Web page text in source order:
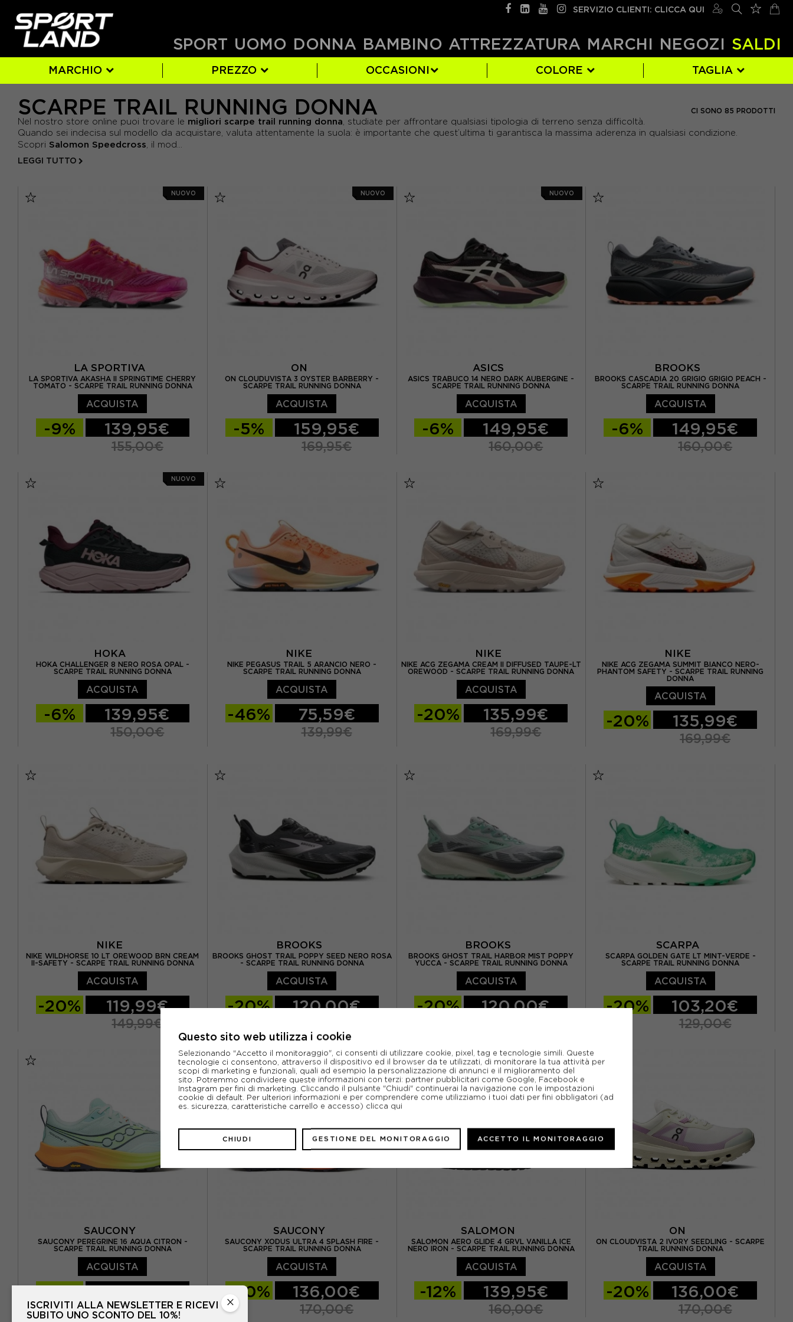
SERVIZIO CLIENTI: CLICCA QUI
SPORT UOMO DONNA BAMBINO ATTREZZATURA MARCHI NEGOZI SALDI
MARCHIO PREZZO OCCASIONI COLORE TAGLIA
ALTRA(7) ASICS
HOKA (14) LA SPORTIVA(5) NEW BALANCE(5) NIKE (17)
ON (7)
- DA 0 € A 62 €
- DA 62 € A 125 €
- DA 125 € A 187 €
- DA 187 € A 250 €
DONNA (85)
SI(84)
ARANCIO(14) AZZURRO(3)
GIALLO(6) GRIGIO(7) NERO(25) ORO (1)
ROSA(9)
EUR 35 (1) EUR 36 (21)
EUR 39(49) EUR 40(49) EUR 41(21) EUR 42(2)
SCARPE TRAIL RUNNING DONNA CI SONO 85 PRODOTTI
Nel nostro store online puoi trovare le migliori scarpe trail running donna , studiate per affrontare qualsiasi tipologia di terreno senza difficoltà.
Quando sei indecisa sul modello da acquistare, valuta attentamente la suola: è importante che quest’ultima ti garantisca la massima aderenza in qualsiasi condizione.
Scopri Salomon Speedcross , il mod...
LEGGI TUTTO
NUOVO
LA SPORTIVA
LA SPORTIVA AKASHA II SPRINGTIME CHERRY
TOMATO - SCARPE TRAIL RUNNING DONNA
EUR 39,5
EUR 41,5
ACQUISTA
-9% 139,95€
155,00€
NUOVO
ON
ON CLOUDUVISTA 3 OYSTER BARBERRY -
SCARPE TRAIL RUNNING DONNA
EUR 37,5 / US 6,5
ACQUISTA
-5% 159,95€
169,95€
NUOVO
ASICS
ASICS TRABUCO 14 NERO DARK AUBERGINE -
SCARPE TRAIL RUNNING DONNA
EUR 39 / US 7,5
ACQUISTA
-6% 149,95€
160,00€
BROOKS
BROOKS CASCADIA 20 GRIGIO GRIGIO PEACH -
SCARPE TRAIL RUNNING DONNA
EUR 37,5 / US 6,5
EUR 40 / US 8,5
ACQUISTA
-6% 149,95€
160,00€
NUOVO
HOKA
HOKA CHALLENGER 8 NERO ROSA OPAL -
SCARPE TRAIL RUNNING DONNA
EUR 40 2/3 / US 8.5
EUR 41 1/3 / US 9
ACQUISTA
-6% 139,95€
150,00€
NIKE
NIKE PEGASUS TRAIL 5 ARANCIO NERO -
SCARPE TRAIL RUNNING DONNA
EUR 36,5 / US 6
EUR 39 / US 8
ACQUISTA
-46% 75,59€
139,99€
NIKE
NIKE ACG ZEGAMA CREAM II DIFFUSED TAUPE-LT
OREWOOD - SCARPE TRAIL RUNNING DONNA
ACQUISTA
-20% 135,99€
169,99€
NIKE
NIKE ACG ZEGAMA SUMMIT BIANCO NERO-
PHANTOM SAFETY - SCARPE TRAIL RUNNING
DONNA
ACQUISTA
-20% 135,99€
169,99€
NIKE
NIKE WILDHORSE 10 LT OREWOOD BRN CREAM
II-SAFETY - SCARPE TRAIL RUNNING DONNA
EUR 38 / US 7
EUR 39 / US 8
EUR 40,5 / US 9
ACQUISTA
-20% 119,99€
149,99€
BROOKS
BROOKS GHOST TRAIL POPPY SEED NERO ROSA
- SCARPE TRAIL RUNNING DONNA
EUR 36,5 / US 6 EUR 37,5 / US 6,5
EUR 38 / US 7 EUR 38,5 / US 7,5
EUR 39 / US 8 EUR 40 / US 8,5
EUR 40,5 / US 9
ACQUISTA
-20% 120,00€
BROOKS
BROOKS GHOST TRAIL HARBOR MIST POPPY
YUCCA - SCARPE TRAIL RUNNING DONNA
EUR 39 / US 8 EUR 40 / US 8,5
EUR 40,5 / US 9
ACQUISTA
-20% 120,00€
SCARPA
SCARPA GOLDEN GATE LT MINT-VERDE -
SCARPE TRAIL RUNNING DONNA
ACQUISTA
-20% 103,20€
129,00€
SAUCONY
SAUCONY PEREGRINE 16 AQUA CITRON -
SCARPE TRAIL RUNNING DONNA
ACQUISTA
-20% 128,00€
160,00€
SAUCONY
SAUCONY XODUS ULTRA 4 SPLASH FIRE -
SCARPE TRAIL RUNNING DONNA
ACQUISTA
-20% 136,00€
170,00€
SALOMON
SALOMON AERO GLIDE 4 GRVL VANILLA ICE
NERO IRON - SCARPE TRAIL RUNNING DONNA
ACQUISTA
-12% 139,95€
160,00€
ON
ON CLOUDVISTA 2 IVORY SEEDLING - SCARPE
TRAIL RUNNING DONNA
ACQUISTA
-20% 136,00€
170,00€
×
ISCRIVITI ALLA NEWSLETTER E RICEVI
SUBITO UNO SCONTO DEL 10%!
Questo sito web utilizza i cookie
Selezionando "Accetto il monitoraggio", ci consenti di utilizzare cookie, pixel, tag e tecnologie simili. Queste
tecnologie ci consentono, attraverso il dispositivo ed il browser da te utilizzati, di monitorare la tua attività per
scopi di marketing e funzionali, quali ad esempio la personalizzazione di annunci e il miglioramento del
sito. Potremmo condividere queste informazioni con terzi: partner pubblicitari come Google, Facebook e
Instagram per fini di marketing. Cliccando il pulsante "Chiudi" continuerai la navigazione con le impostazioni
cookie di default. Per ulteriori informazioni e per comprendere come utilizziamo i tuoi dati per fini obbligatori (ad
es. sicurezza, caratteristiche carrello e accesso) clicca qui
CHIUDI GESTIONE DEL MONITORAGGIO ACCETTO IL MONITORAGGIO